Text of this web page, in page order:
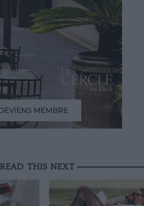
READ THIS NEXT